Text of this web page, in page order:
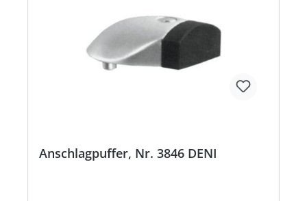
Anschlagpuffer, Nr. 3846 DENI